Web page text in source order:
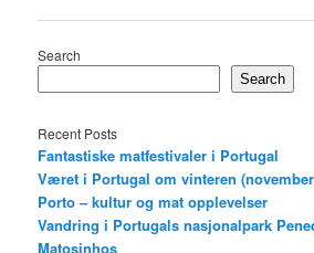
Search
Search
Recent Posts
Fantastiske matfestivaler i Portugal
Været i Portugal om vinteren
Porto – kultur og mat opplevelser
Vandring i Portugals nasjonalpark
Matosinhos